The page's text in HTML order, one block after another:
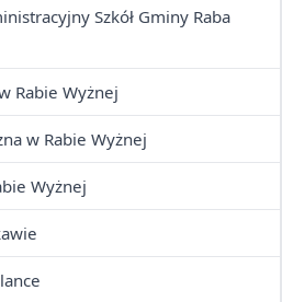
Szkół Gminy Raba
Rabie Wyżnej
w Rabie Wyżnej
Wyżnej